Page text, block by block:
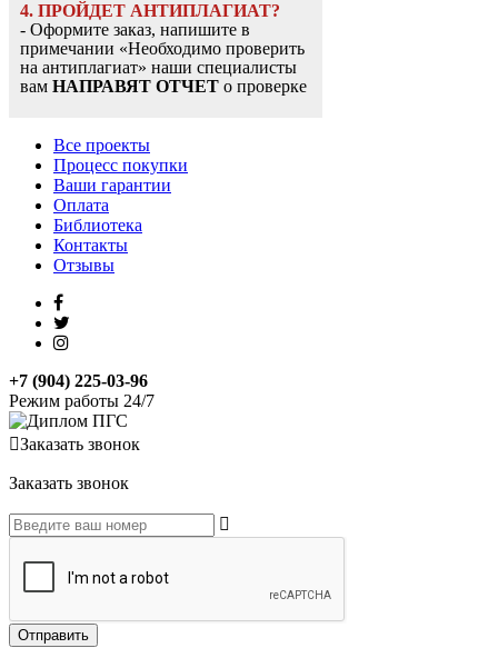
4. ПРОЙДЕТ АНТИПЛАГИАТ?
- Оформите заказ, напишите в
примечании «Необходимо проверить
на антиплагиат» наши специалисты
вам НАПРАВЯТ ОТЧЕТ о проверке
Все проекты
Процесс покупки
Ваши гарантии
Оплата
Библиотека
Контакты
Отзывы
+7 (904) 225-03-96
Режим работы 24/7
Заказать звонок
Заказать звонок